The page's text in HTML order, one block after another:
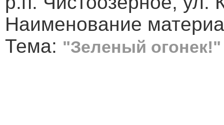
Наименование
Тема: "Зеленый огонек!"